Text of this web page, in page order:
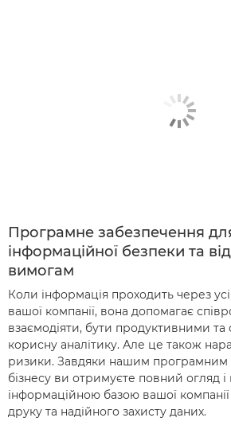
Програмне забезпечення
інформаційної безпеки та
вимогам
Коли інформація проходить через
вашої компанії, вона допомагає
взаємодіяти, бути продуктивними та
корисну аналітику. Але це також
ризики. Завдяки нашим програмним
бізнесу ви отримуєте повний огляд і
інформаційною базою вашої
друку та надійного захисту даних.